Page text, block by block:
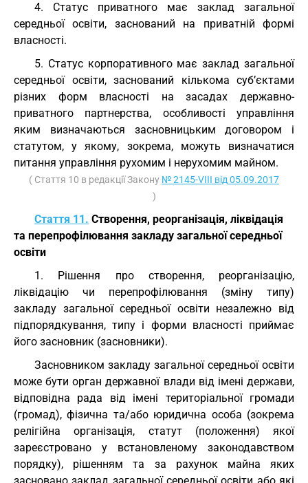
4. Статус приватного має заклад загальної
середньої освіти, заснований на приватній формі
власності.
5. Статус корпоративного має заклад загальної
середньої освіти, заснований кількома суб’єктами
різних форм власності на засадах державно-
приватного партнерства, особливості управління
яким визначаються засновницьким договором і
статутом, у якому, зокрема, можуть визначатися
питання управління рухомим і нерухомим майном.
( Стаття 10 в редакції Закону № 2145-VIII від 05.09.2017
)
Стаття 11. Створення, реорганізація, ліквідація
та перепрофілювання закладу загальної середньої
освіти
1. Рішення про створення, реорганізацію,
ліквідацію чи перепрофілювання (зміну типу)
закладу загальної середньої освіти незалежно від
підпорядкування, типу і форми власності приймає
його засновник (засновники).
Засновником закладу загальної середньої освіти
може бути орган державної влади від імені держави,
відповідна рада від імені територіальної громади
(громад), фізична та/або юридична особа (зокрема
релігійна організація, статут (положення) якої
зареєстровано у встановленому законодавством
порядку), рішенням та за рахунок майна яких